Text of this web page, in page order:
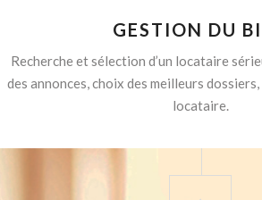
GESTION DU
Recherche et sélection d’un locataire
des annonces, choix des meilleurs
locataire.